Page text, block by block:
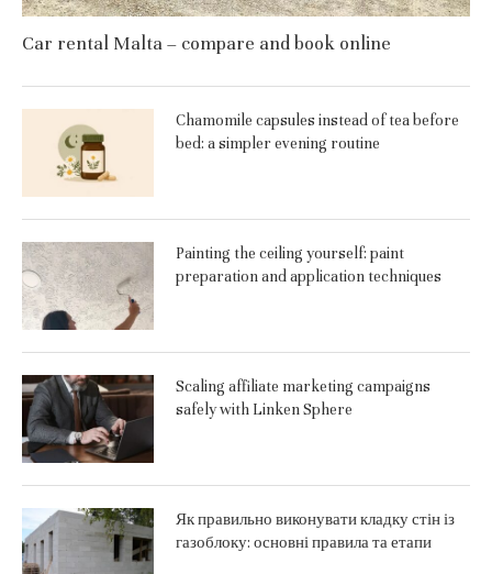
Car rental Malta – compare and book online
Chamomile capsules instead of tea before
bed: a simpler evening routine
Painting the ceiling yourself: paint
preparation and application techniques
Scaling affiliate marketing campaigns
safely with Linken Sphere
Як правильно виконувати кладку стін із
газоблоку: основні правила та етапи